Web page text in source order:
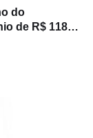
do
de R$ 118